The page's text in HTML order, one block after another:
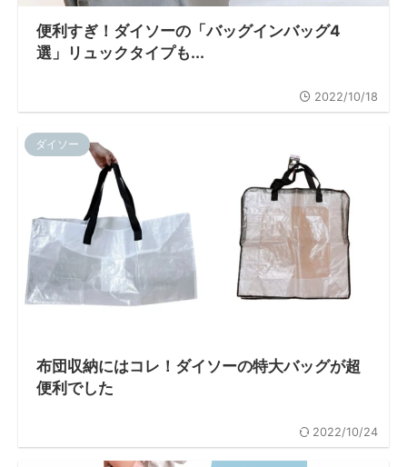
便利すぎ！ダイソーの「バッグインバッグ4
選」リュックタイプも...
2022/10/18
ダイソー
布団収納にはコレ！ダイソーの特大バッグが超
便利でした
2022/10/24